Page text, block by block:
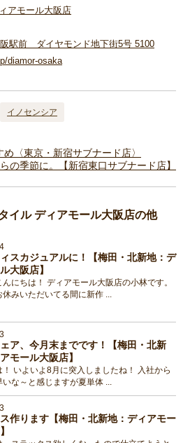
アモール大阪店
駅前 ダイヤモンド地下街5号 5100
diamor-osaka
イノセンシア
〈東京・新宿サブナード店〉
の季節に。【新宿東口サブナード店】
イル ディアモール大阪店の他
スカジュアルに！【梅田・北新地：デ
大阪店】
にちは！ ディアモール大阪店の小林です。
休みいただいてる間に新作 ...
ア、今月末までです！【梅田・北新
モール大阪店】
！ いよいよ8月に突入しましたね！ 入社から
いな～と感じますが夏単体 ...
作ります【梅田・北新地：ディアモー